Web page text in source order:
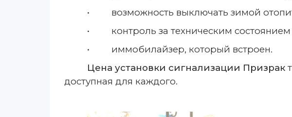
• возможность выключать зимой
• контроль за техническим
• иммобилайзер, который встроен.
Цена установки сигнализации Призрак
доступная для каждого.